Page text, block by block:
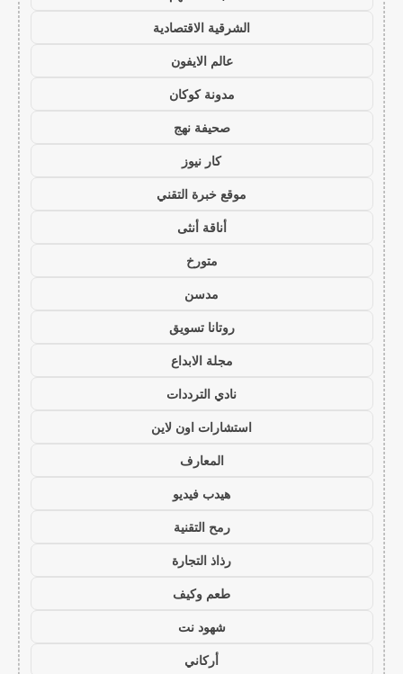
الشرقية الاقتصادية
عالم الايفون
مدونة كوكان
صحيفة نهج
كار نيوز
موقع خبرة التقني
أناقة أنثى
متورخ
مدسن
روتانا تسويق
مجلة الابداع
نادي الترددات
استشارات اون لاين
المعارف
هيدب فيديو
رمح التقنية
رذاذ التجارة
طعم وكيف
شهود نت
أركاني